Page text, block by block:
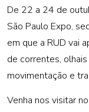
De 22 a 24 de
São Paulo Expo,
em que a RUD vai
de correntes,
movimentação e
Venha nos visitar